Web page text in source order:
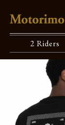
2 Riders